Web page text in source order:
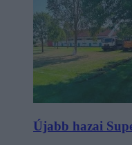
Újabb hazai